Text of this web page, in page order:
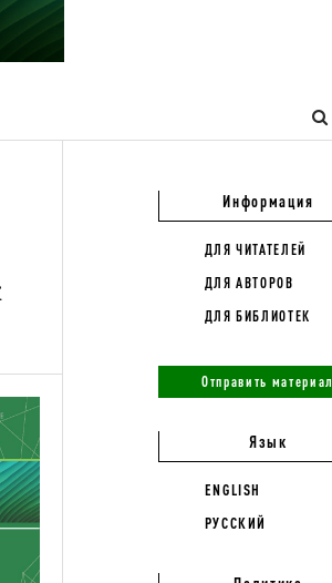
Информация
ДЛЯ ЧИТАТЕЛЕЙ
ДЛЯ АВТОРОВ
ДЛЯ БИБЛИОТЕК
Отправить материал
Язык
ENGLISH
РУССКИЙ